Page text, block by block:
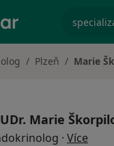
Plzeň Marie
Marie
· Více